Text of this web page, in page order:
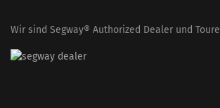
Wir sind Segway® Authorized Dealer und